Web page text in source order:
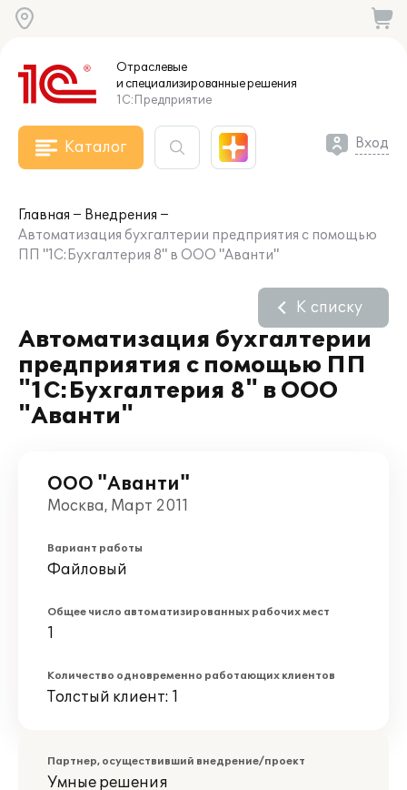
Отраслевые
и специализированныерешения
1С:Предприятие
Каталог Вход
Главная
Внедрения
Автоматизация бухгалтерии предприятия с помощью
ПП "1С:Бухгалтерия 8" в ООО "Аванти"
Автоматизация бухгалтерии
предприятия с помощью ПП
"1С:Бухгалтерия 8" в ООО
"Аванти"
К списку
ООО "Аванти"
Москва, Март 2011
Вариант работы
Файловый
Общее число автоматизированных рабочих мест
1
Количество одновременно работающих клиентов
Толстый клиент: 1
Партнер, осуществивший внедрение/проект
Умные решения